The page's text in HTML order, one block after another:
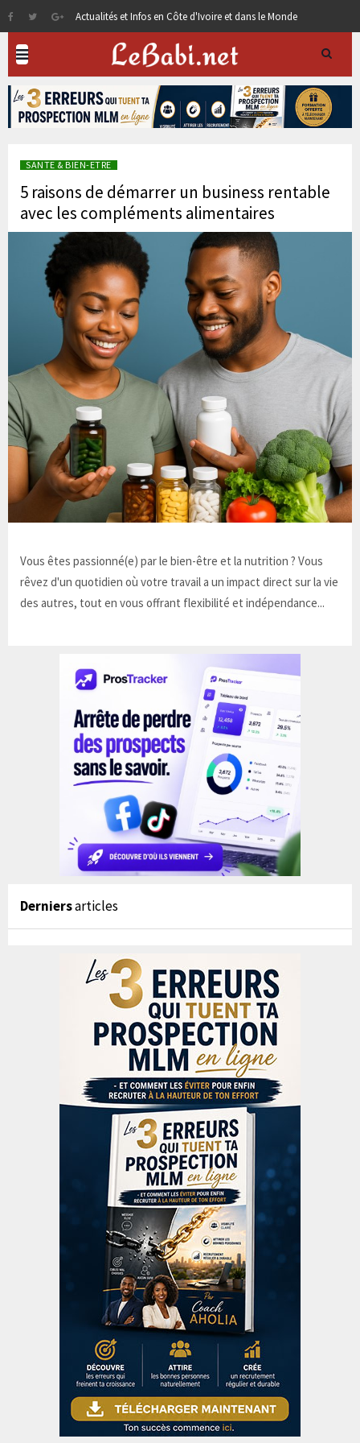
Actualités et Infos en Côte d'Ivoire et dans le Monde
SANTE & BIEN-ETRE
5 raisons de démarrer un business rentable
avec les compléments alimentaires
Vous êtes passionné(e) par le bien-être et la nutrition ? Vous
rêvez d'un quotidien où votre travail a un impact direct sur la vie
des autres, tout en vous offrant flexibilité et indépendance...
Derniersarticles